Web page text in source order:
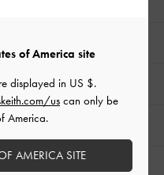
of America site
displayed in US $.
uscan only be
America.
AMERICA SITE